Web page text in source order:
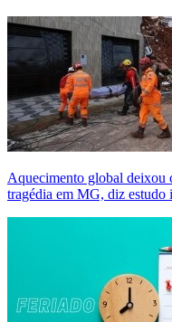
Aquecimento global deixou
tragédia em MG, diz estudo